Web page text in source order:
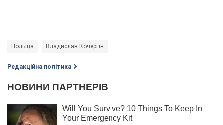
Польща Владислав Кочергін
Редакційна політика